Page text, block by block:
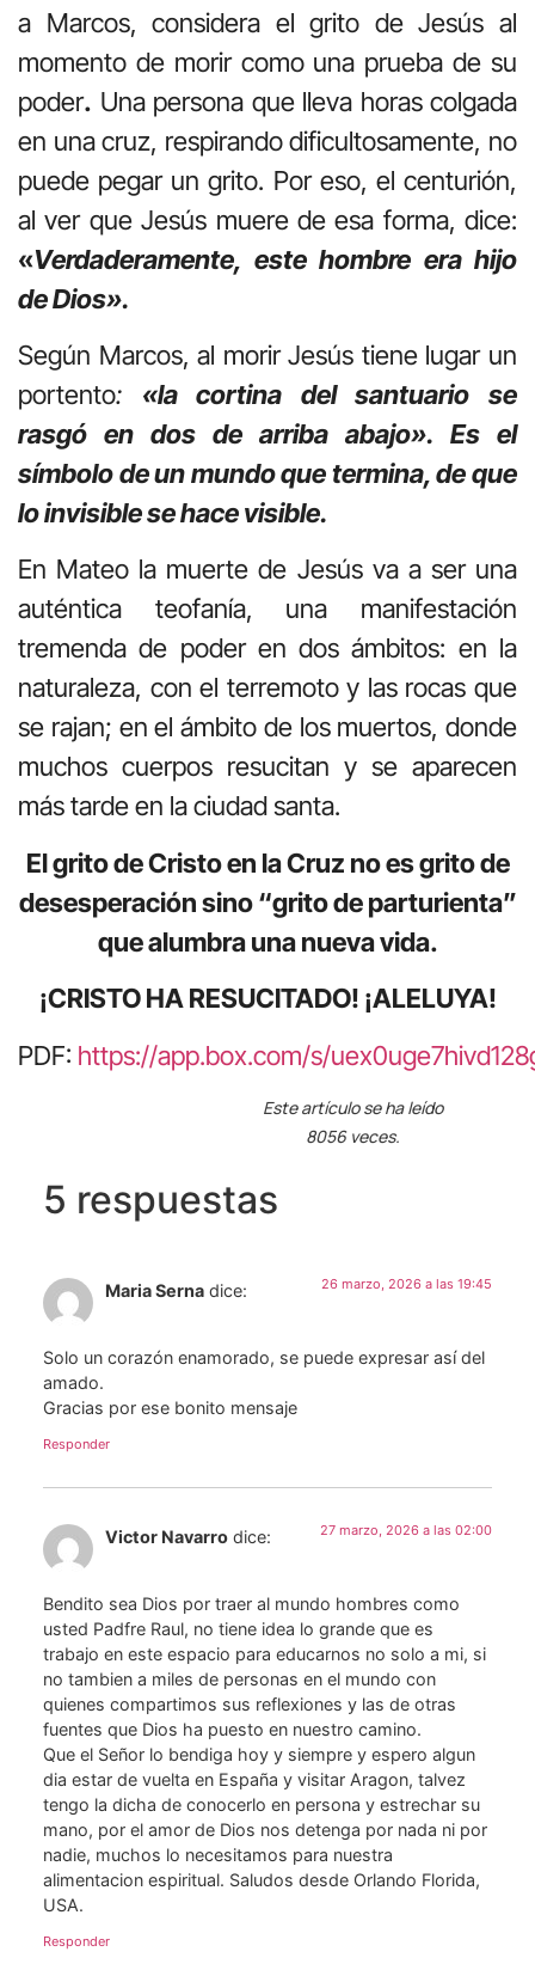
a Marcos, considera el grito de Jesús al
momento de morir como una prueba de su
poder. Una persona que lleva horas colgada
en una cruz, respirando dificultosamente, no
puede pegar un grito. Por eso, el centurión,
al ver que Jesús muere de esa forma, dice:
«Verdaderamente, este hombre era hijo
de Dios».
Según Marcos, al morir Jesús tiene lugar un
portento: «la cortina del santuario se
rasgó en dos de arriba abajo». Es el
símbolo de un mundo que termina, de que
lo invisible se hace visible.
En Mateo la muerte de Jesús va a ser una
auténtica teofanía, una manifestación
tremenda de poder en dos ámbitos: en la
naturaleza, con el terremoto y las rocas que
se rajan; en el ámbito de los muertos, donde
muchos cuerpos resucitan y se aparecen
más tarde en la ciudad santa.
El grito de Cristo en la Cruz no es grito de
desesperación sino “grito de parturienta”
que alumbra una nueva vida.
¡CRISTO HA RESUCITADO! ¡ALELUYA!
PDF: https://app.box.com/s/
Este artículo se ha leído
8056 veces.
5 respuestas
Maria Serna dice: 26 marzo, 2026 a las 19:45
Solo un corazón enamorado, se puede expresar así del
amado.
Gracias por ese bonito mensaje
Responder
Victor Navarro dice: 27 marzo, 2026 a las 02:00
Bendito sea Dios por traer al mundo hombres como
usted Padfre Raul, no tiene idea lo grande que es
trabajo en este espacio para educarnos no solo a mi, si
no tambien a miles de personas en el mundo con
quienes compartimos sus reflexiones y las de otras
fuentes que Dios ha puesto en nuestro camino.
Que el Señor lo bendiga hoy y siempre y espero algun
dia estar de vuelta en España y visitar Aragon, talvez
tengo la dicha de conocerlo en persona y estrechar su
mano, por el amor de Dios nos detenga por nada ni por
nadie, muchos lo necesitamos para nuestra
alimentacion espiritual. Saludos desde Orlando Florida,
USA.
Responder